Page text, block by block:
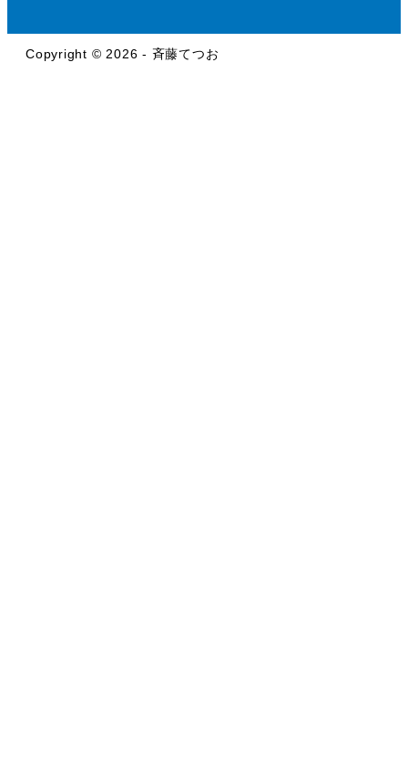
Copyright © 2026 - 斉藤てつお